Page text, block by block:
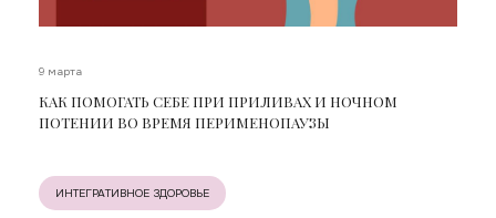
9 марта
КАК ПОМОГАТЬ СЕБЕ ПРИ ПРИЛИВАХ И НОЧНОМ
ПОТЕНИИ ВО ВРЕМЯ ПЕРИМЕНОПАУЗЫ
ИНТЕГРАТИВНОЕ ЗДОРОВЬЕ